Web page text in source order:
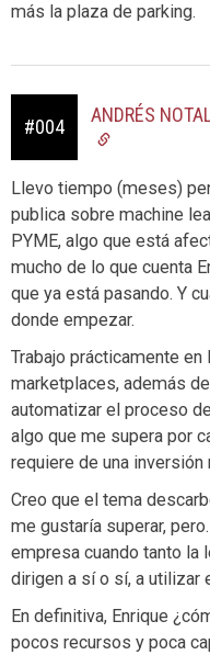
más la plaza de parking.
#004
ANDRÉS
Llevo tiempo (meses)
publica sobre machine
PYME, algo que está
mucho de lo que cuenta
que ya está pasando. Y
donde empezar.
Trabajo prácticamente en
marketplaces, además
automatizar el proceso
algo que me supera por
requiere de una inversión
Creo que el tema
me gustaría superar,
empresa cuando tanto la
dirigen a sí o sí, a utilizar
En definitiva, Enrique
pocos recursos y poca